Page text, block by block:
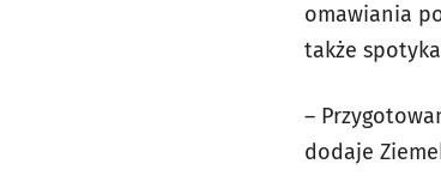
omawiania
także
–
dodaje